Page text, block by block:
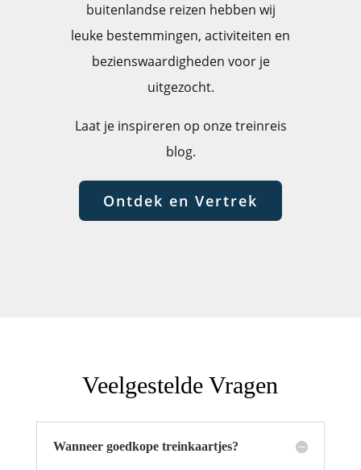
buitenlandse reizen hebben wij
leuke bestemmingen, activiteiten en
bezienswaardigheden voor je
uitgezocht.
Laat je inspireren op onze treinreis
blog.
Ontdek en Vertrek
Veelgestelde Vragen
Wanneer goedkope treinkaartjes?